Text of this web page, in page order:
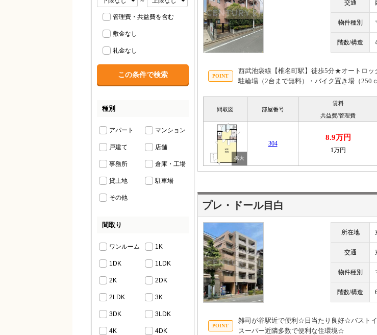
交通
物件種別
階数/構造
西武池袋線【椎名町駅】徒歩5分★オートロ
駐輪場（2台まで無料）・バイク置き場（250
間取図 部屋番号
賃料
共益費/管理費
304
8.9万円
1万円
プレ・ドール目白
所在地
交通
物件種別
階数/構造
雑司が谷駅近で便利☆日当たり良好☆バスト
スーパー近隣多数で便利な住環境☆
管理費・共益費を含む
敷金なし
礼金なし
種別
アパート マンション
戸建て 店舗
事務所 倉庫・工場
貸土地 駐車場
その他
間取り
ワンルーム 1K
1DK 1LDK
2K 2DK
2LDK 3K
3DK 3LDK
4K 4DK